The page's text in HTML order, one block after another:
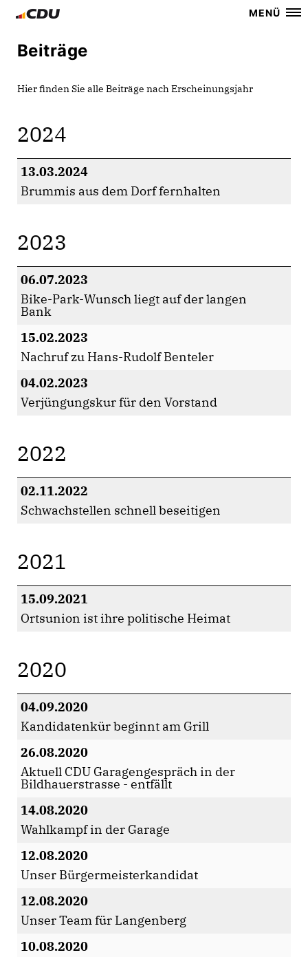
MENÜ
Beiträge
Hier finden Sie alle Beiträge nach Erscheinungsjahr
2024
13.03.2024
Brummis aus dem Dorf fernhalten
2023
06.07.2023
Bike-Park-Wunsch liegt auf der langen
Bank
15.02.2023
Nachruf zu Hans-Rudolf Benteler
04.02.2023
Verjüngungskur für den Vorstand
2022
02.11.2022
Schwachstellen schnell beseitigen
2021
15.09.2021
Ortsunion ist ihre politische Heimat
2020
04.09.2020
Kandidatenkür beginnt am Grill
26.08.2020
Aktuell CDU Garagengespräch in der
Bildhauerstrasse - entfällt
14.08.2020
Wahlkampf in der Garage
12.08.2020
Unser Bürgermeisterkandidat
12.08.2020
Unser Team für Langenberg
10.08.2020